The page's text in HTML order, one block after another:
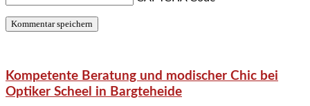
Kompetente Beratung und modischer Chic bei
Optiker Scheel in Bargteheide